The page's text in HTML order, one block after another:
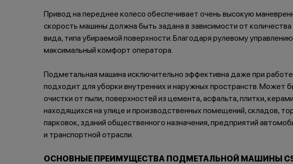
Привод на переднее колесо обеспечивает очень высокую
скорость машины должна быть задана в зависимости от
вида, типа убираемой поверхности. Благодаря рулевому
максимальный комфорт оператора.
Подметальная машина исключительно эффективна даже при
подходит для уборки внутренних и наружных пространств. Может
очистки от пыли, поверхностей из цемента, асфальта, плитки,
находящихся на улице и производственных помещений, складов,
парковок, зданий общественного назначения, предприятий
и транспортной отрасли.
ОСНОВНЫЕ ПРЕИМУЩЕСТВА ПОДМЕТАЛЬНОЙ МАШИНЫ